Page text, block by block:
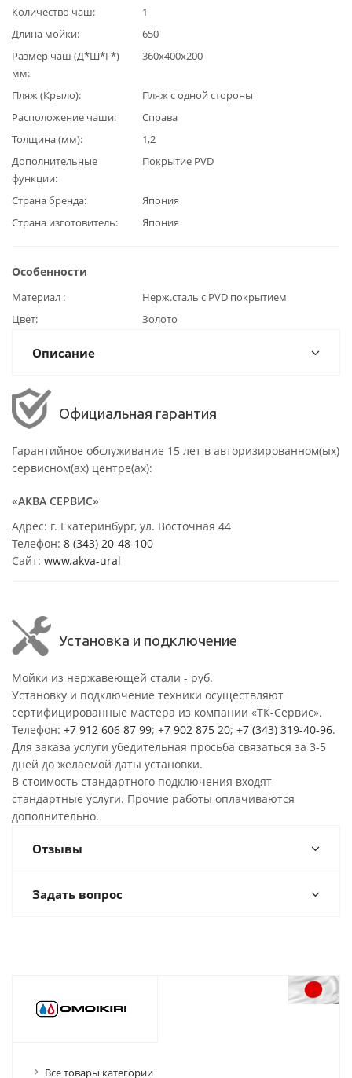
Количество чаш
1
Длина мойки
650
Размер чаш (Д*Ш*Г*)
мм
360x400х200
Пляж (Крыло)
Пляж с одной стороны
Расположение чаши
Справа
Толщина (мм)
1,2
Дополнительные
функции
Покрытие PVD
Страна бренда
Япония
Страна изготовитель
Япония
Особенности
Материал
Нерж.сталь с PVD покрытием
Цвет
Золото
Описание
Официальная гарантия
Гарантийное обслуживание 15 лет в авторизированном(ых)
сервисном(ах) центре(ах):
«АКВА СЕРВИС»
Адрес: г. Екатеринбург, ул. Восточная 44
Телефон: 8 (343) 20-48-100
Сайт: www.akva-ural
Установка и подключение
Мойки из нержавеющей стали - руб.
Установку и подключение техники осуществляют
сертифицированные мастера из компании «ТК-Сервис».
Телефон: +7 912 606 87 99; +7 902 875 20; +7 (343) 319-40-96.
Для заказа услуги убедительная просьба связаться за 3-5
дней до желаемой даты установки.
В стоимость стандартного подключения входят
стандартные услуги. Прочие работы оплачиваются
дополнительно.
Отзывы
Задать вопрос
Все товары категории